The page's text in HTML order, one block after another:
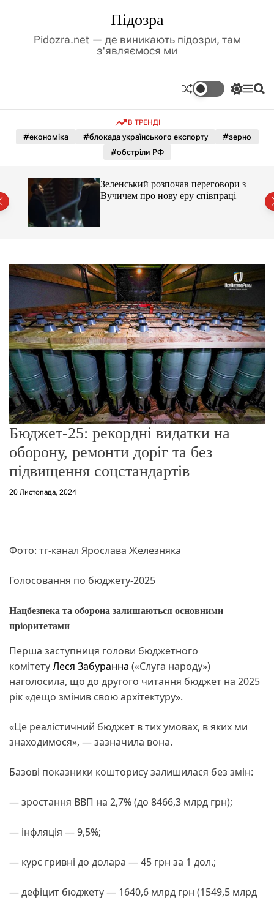
у
Підозра
Pidozra.net — де виникають підозри, там
з'являємося ми
П
м
к
о
г
о
е
ж
и
м
у
М П
В ТРЕНДІ
#економіка #блокада українського експорту
#зерно
#обстріли РФ
Зеленський розпочав переговори з
Вучичем про нову еру співпраці
Бюджет-25: рекордні видатки на
оборону, ремонти доріг та без
підвищення соцстандартів
20 Листопада, 2024
Фото: тг-канал Ярослава Железняка
Голосовання по бюджету-2025
Нацбезпека та оборона залишаються основними
пріоритетами
Перша заступниця голови бюджетного
комітетуЛеся Забуранна («Слуга народу»)
наголосила, що до другого читання бюджет на 2025
рік «дещо змінив свою архітектуру».
«Це реалістичний бюджет в тих умовах, в яких ми
знаходимося», — зазначила вона.
Базові показники кошторису залишилася без змін:
— зростання ВВП на 2,7% (до 8466,3 млрд грн);
— інфляція — 9,5%;
— курс гривні до долара — 45 грн за 1 дол.;
— дефіцит бюджету — 1640,6 млрд грн (1549,5 млрд